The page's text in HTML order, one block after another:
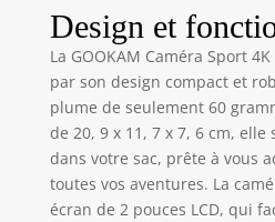
2
fait
Design et
La GOOKAM Caméra Sport
par son design compact et
plume de seulement 60
de 20, 9 x 11, 7 x 7, 6 cm,
dans votre sac, prête à vous
toutes vos aventures. La
écran de 2 pouces LCD, qui